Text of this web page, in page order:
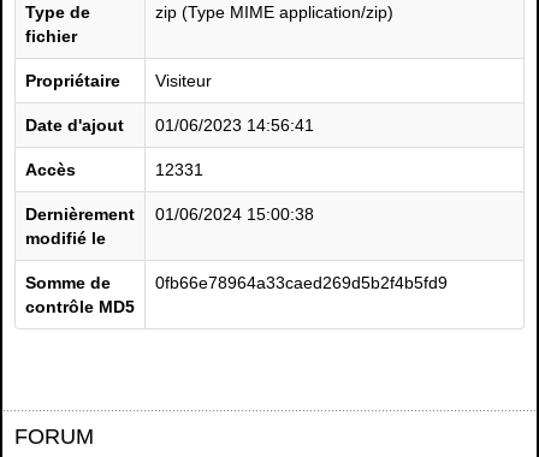
Type de
fichier
zip (Type MIME application/zip)
Propriétaire Visiteur
Date d'ajout 01/06/2023 14:56:41
Accès 12331
Dernièrement
modifié le
01/06/2024 15:00:38
Somme de
contrôle MD5
0fb66e78964a33caed269d5b2f4b5fd9
FORUM